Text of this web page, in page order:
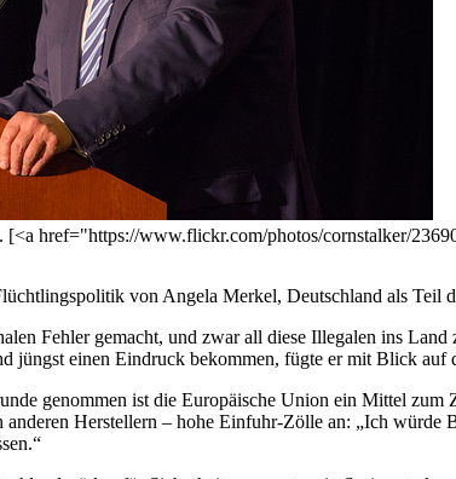
[<a href="https://www.flickr.com/photos/cornstalker/
von Angela Merkel, Deutschland als Teil
Fehler gemacht, und zwar all diese Illegalen ins
jüngst einen Eindruck bekommen, fügte er mit Blick
genommen ist die Europäische Union ein Mittel
anderen Herstellern – hohe Einfuhr-Zölle an: „Ich